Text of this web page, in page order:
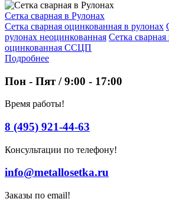
Сетка сварная в Рулонах
Сетка сварная оцинкованная в рулонах
рулонах неоцинкованная Сетка
оцинкованная ССЦП
Подробнее
Пон - Пят / 9:00 - 17:00
Время работы!
8 (495) 921-44-63
Консультации по телефону!
info@metallosetka.ru
Заказы по email!